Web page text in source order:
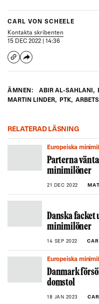
CARL VON SCHEELE
Kontakta skribenten
15 DEC 2022 | 14:36
ÄMNEN: ABIR AL-SAHLANI ,
MARTIN LINDER, PTK,
RELATERAD LÄSNING
Europeiska
Parterna
minimilöner
21 DEC 2022
Danska
minimilöner
14 SEP 2022
Europeiska
Danmark
domstol
18 JAN 2023